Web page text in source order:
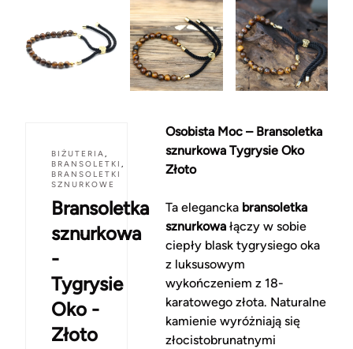
BIŻUTERIA,
BRANSOLETKI ,
BRANSOLETKI
SZNURKOWE
Bransoletka
sznurkowa
-
Tygrysie
Oko -
Złoto
Osobista Moc – Bransoletka
sznurkowa Tygrysie Oko
Złoto
Ta elegancka bransoletka
sznurkowałączy w sobie
ciepły blask tygrysiego oka
z luksusowym
wykończeniem z 18-
karatowego złota. Naturalne
kamienie wyróżniają się
złocistobrunatnymi